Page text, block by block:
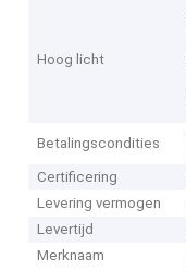
Hoog licht
Betalingscondities
Certificering
Levering vermogen
Levertijd
Merknaam